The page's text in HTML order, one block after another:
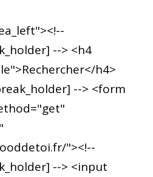
--> <h4
h4>
--> <form
"><!--
--> <input